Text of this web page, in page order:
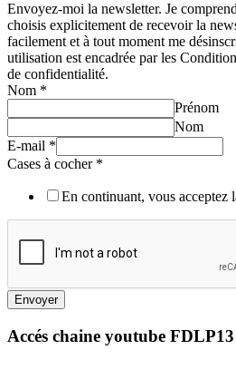
Envoyez-moi la newsletter. Je
choisis explicitement de recevoir la
facilement et à tout moment me
utilisation est encadrée par les
de confidentialité.
Nom *
Prénom
Nom
E-mail *
Cases à cocher *
En continuant, vous
Envoyer
Accés chaine youtube FDLP13